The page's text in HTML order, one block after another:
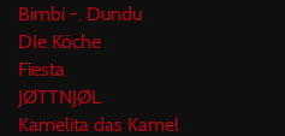
Bimbi -. Dundu
DIe Köche
Fiesta
JØTTNJØL
Kamelita das Kamel